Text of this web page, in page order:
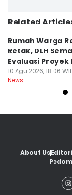
Related
Rumah Warga
Retak, DLH
Evaluasi Proyek
Pakuwon
10 Agu 2026, 18:06
News
About Us